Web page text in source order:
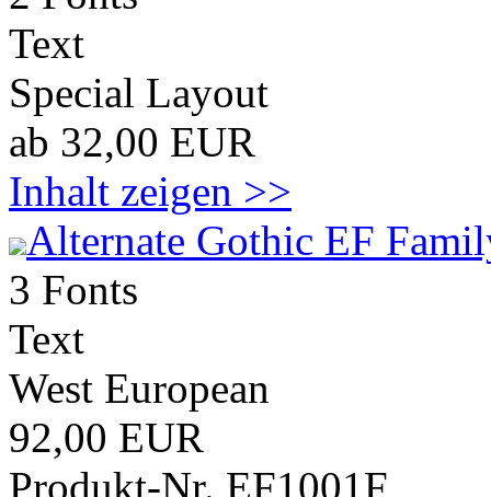
Text
Special Layout
ab 32,00 EUR
Inhalt zeigen >>
Alternate Gothic EF
3 Fonts
Text
West European
92,00 EUR
Produkt-Nr. EF1001F